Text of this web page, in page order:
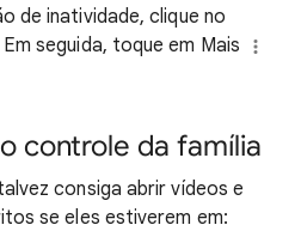
de inatividade, clique no
seguida, toque em Mais
controle da família
consiga abrir vídeos e
se eles estiverem em: